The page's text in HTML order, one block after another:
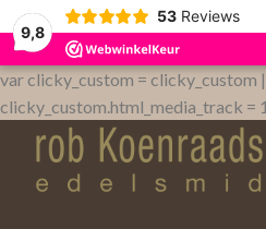
9,8
53 Reviews
var clicky_custom = clicky_custom
clicky_custom.html_media_track =